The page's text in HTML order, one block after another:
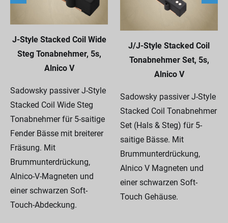
J-Style Stacked Coil Wide
Steg Tonabnehmer, 5s,
Alnico V
Sadowsky passiver J-Style
Stacked Coil Wide Steg
Tonabnehmer für 5-saitige
Fender Bässe mit breiterer
Fräsung. Mit
Brummunterdrückung,
Alnico-V-Magneten und
einer schwarzen Soft-
Touch-Abdeckung.
J/J-Style Stacked Coil
Tonabnehmer Set, 5s,
Alnico V
Sadowsky passiver J-Style
Stacked Coil Tonabnehmer
Set (Hals & Steg) für 5-
saitige Bässe. Mit
Brummunterdrückung,
Alnico V Magneten und
einer schwarzen Soft-
Touch Gehäuse.